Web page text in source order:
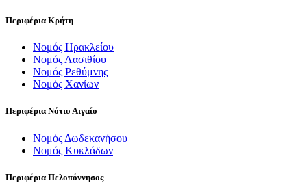
Περιφέρια Κρήτη
Νομός Ηρακλείου
Νομός Λασιθίου
Νομός Ρεθύμνης
Νομός Χανίων
Περιφέρια Νότιο Αιγαίο
Νομός Δωδεκανήσου
Νομός Κυκλάδων
Περιφέρια Πελοπόννησος